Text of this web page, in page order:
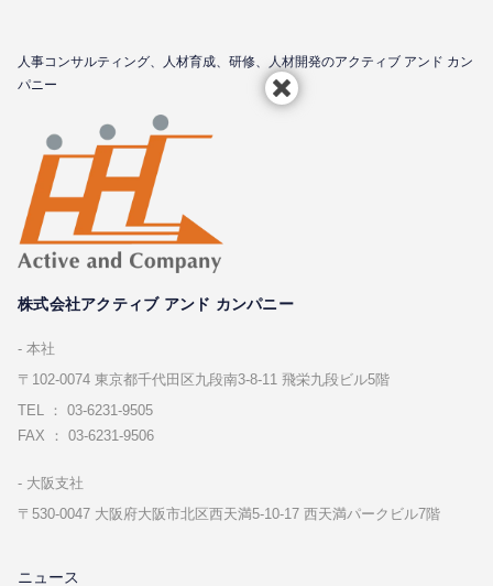
⼈事コンサルティング、⼈材育成、研修、⼈材開発のアクティブ アンド カン
パニー
株式会社アクティブ アンド カンパニー
本社
〒102-0074 東京都千代⽥区九段南3-8-11 飛栄九段ビル5階
TEL ： 03-6231-9505
FAX ： 03-6231-9506
⼤阪⽀社
〒530-0047 ⼤阪府⼤阪市北区⻄天満5-10-17 ⻄天満パークビル7階
ニュース